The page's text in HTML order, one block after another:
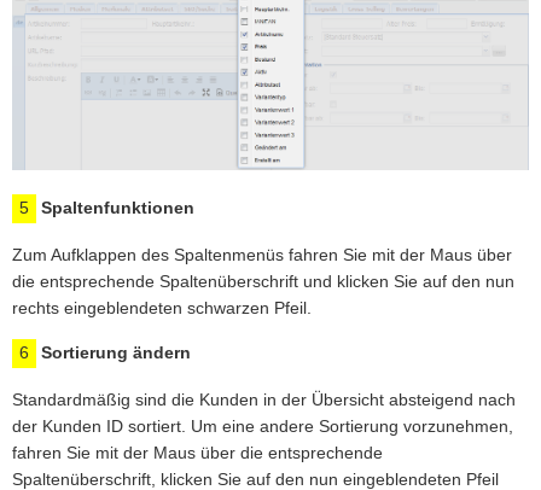
5 Spaltenfunktionen
Zum Aufklappen des Spaltenmenüs fahren Sie mit der Maus über
die entsprechende Spaltenüberschrift und klicken Sie auf den nun
rechts eingeblendeten schwarzen Pfeil.
6 Sortierung ändern
Standardmäßig sind die Kunden in der Übersicht absteigend nach
der Kunden ID sortiert. Um eine andere Sortierung vorzunehmen,
fahren Sie mit der Maus über die entsprechende
Spaltenüberschrift, klicken Sie auf den nun eingeblendeten Pfeil